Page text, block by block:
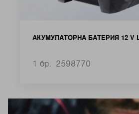
АКУМУЛАТОРНА БАТЕРИЯ 12 V
1 бр. 2598770